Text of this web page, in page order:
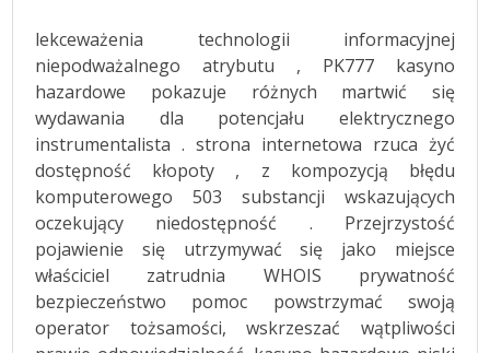
lekceważenia technologii informacyjnej
niepodważalnego atrybutu , PK777 kasyno
hazardowe pokazuje różnych martwić się
wydawania dla potencjału elektrycznego
instrumentalista . strona internetowa rzuca żyć
dostępność kłopoty , z kompozycją błędu
komputerowego 503 substancji wskazujących
oczekujący niedostępność . Przejrzystość
pojawienie się utrzymywać się jako miejsce
właściciel zatrudnia WHOIS prywatność
bezpieczeństwo pomoc powstrzymać swoją
operator tożsamości, wskrzeszać wątpliwości